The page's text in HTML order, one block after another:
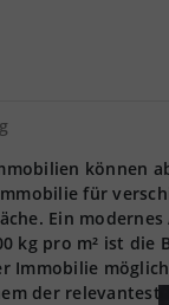
können
für
Ein
kg pro m² ist
Immobilie
der